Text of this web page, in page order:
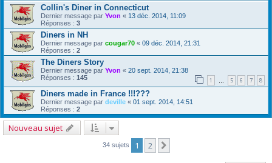
Collin's Diner in Connecticut
Dernier message par Yvon « 13 déc. 2014, 11:09
Réponses : 3
Diners in NH
Dernier message par cougar70 « 09 déc. 2014, 21:31
Réponses : 2
The Diners Story
Dernier message par Yvon « 20 sept. 2014, 21:38
Réponses : 145 1 5 6 7 8
Diners made in France !!!???
Dernier message par deville « 01 sept. 2014, 14:51
Réponses : 2
Nouveau sujet
34 sujets 1 2